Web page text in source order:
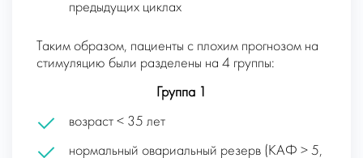
предыдущих циклах
Таким образом, пациенты с плохим прогнозом на
стимуляцию были разделены на 4 группы:
Группа 1
возраст < 35 лет
нормальный овариальный резерв (КАФ > 5,